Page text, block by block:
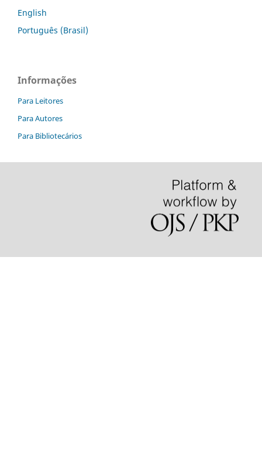
English
Português (Brasil)
Informações
Para Leitores
Para Autores
Para Bibliotecários